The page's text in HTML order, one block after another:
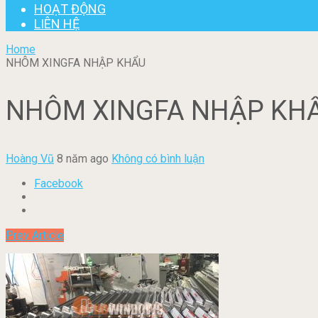
HOẠT ĐỘNG
LIÊN HỆ
Home
NHÔM XINGFA NHẬP KHẨU
NHÔM XINGFA NHẬP
Hoàng Vũ 8 năm ago Không có bình luận
Facebook
Prev Article